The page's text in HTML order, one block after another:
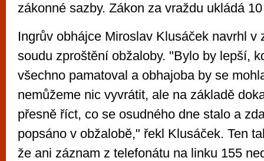
zákonné sazby. Zákon za vraždu ukládá
Ingrův obhájce Miroslav Klusáček navrhl v
soudu zproštění obžaloby. "Bylo by lepší,
všechno pamatoval a obhajoba by se
nemůžeme nic vyvrátit, ale na základě
přesně říct, co se osudného dne stalo a
popsáno v obžalobě," řekl Klusáček. Ten
že ani záznam z telefonátu na linku 155